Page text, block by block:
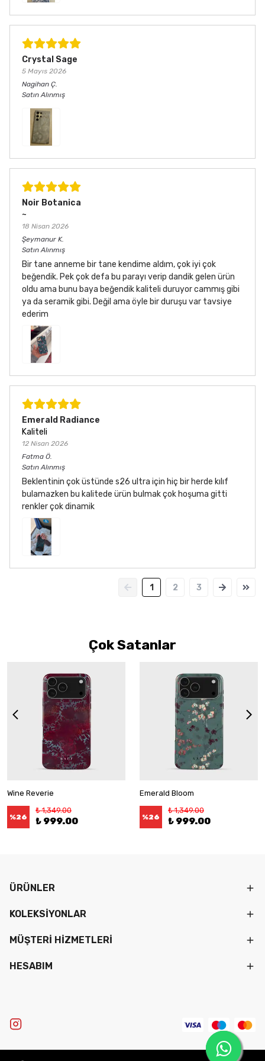
Crystal Sage
5 Mayıs 2026
Nagihan Ç.
Satın Alınmış
Noir Botanica
~
18 Nisan 2026
Şeymanur K.
Satın Alınmış
Bir tane anneme bir tane kendime aldım, çok iyi çok
beğendik. Pek çok defa bu parayı verip dandik gelen ürün
oldu ama bunu baya beğendik kaliteli duruyor cammış gibi
ya da seramik gibi. Değil ama öyle bir duruşu var tavsiye
ederim
Emerald Radiance
Kaliteli
12 Nisan 2026
Fatma Ö.
Satın Alınmış
Beklentinin çok üstünde s26 ultra için hiç bir herde kılıf
bulamazken bu kalitede ürün bulmak çok hoşuma gitti
renkler çok dinamik
1 2 3
Çok Satanlar
Wine Reverie
%26
₺ 1,349.00
₺ 999.00
Emerald Bloom
%26
₺ 1,349.00
₺ 999.00
ÜRÜNLER
KOLEKSİYONLAR
MÜŞTERİ HİZMETLERİ
HESABIM